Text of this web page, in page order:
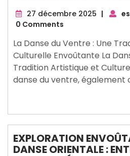
27 décembre 2025 27
|
0 Comments
La Danse du Ventre : Une
Culturelle Envoûtante La
Tradition Artistique et
danse du ventre, également
EXPLORATION
DANSE ORIENTALE :